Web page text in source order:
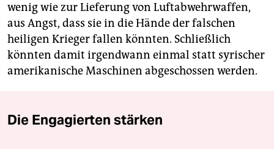
wenig wie zur Lieferung von Luftabwehrwaffen,
aus Angst, dass sie in die Hände der falschen
heiligen Krieger fallen könnten. Schließlich
könnten damit irgendwann einmal statt syrischer
amerikanische Maschinen abgeschossen werden.
Die Engagierten stärken